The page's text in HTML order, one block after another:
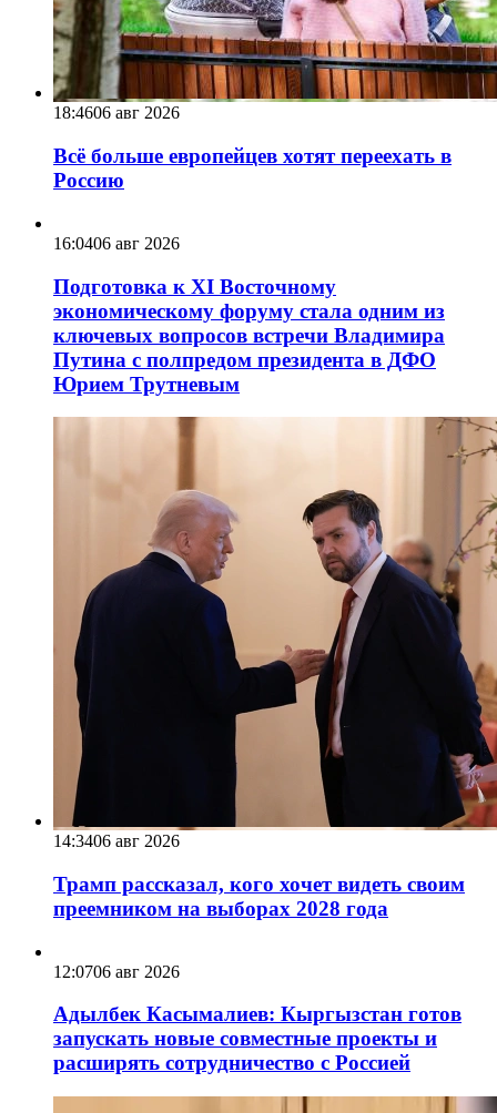
18:4606 авг 2026
Всё больше европейцев хотят переехать в
Россию
16:0406 авг 2026
Подготовка к XI Восточному
экономическому форуму стала одним из
ключевых вопросов встречи Владимира
Путина с полпредом президента в ДФО
Юрием Трутневым
14:3406 авг 2026
Трамп рассказал, кого хочет видеть своим
преемником на выборах 2028 года
12:0706 авг 2026
Адылбек Касымалиев: Кыргызстан готов
запускать новые совместные проекты и
расширять сотрудничество с Россией